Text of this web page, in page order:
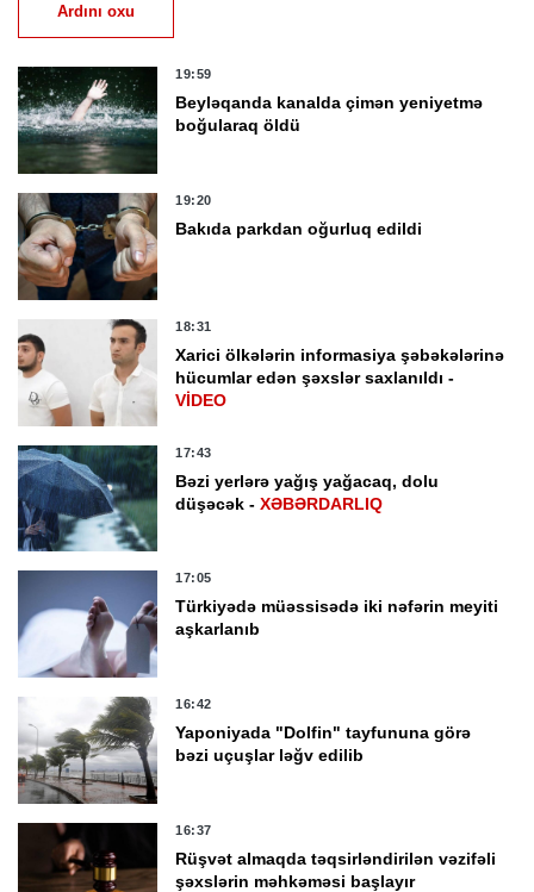
Ardını oxu
19:59
Beyləqanda kanalda çimən yeniyetmə
boğularaq öldü
19:20
Bakıda parkdan oğurluq edildi
18:31
Xarici ölkələrin informasiya şəbəkələrinə
hücumlar edən şəxslər saxlanıldı -
VİDEO
17:43
Bəzi yerlərə yağış yağacaq, dolu
düşəcək -XƏBƏRDARLIQ
17:05
Türkiyədə müəssisədə iki nəfərin meyiti
aşkarlanıb
16:42
Yaponiyada "Dolfin" tayfununa görə
bəzi uçuşlar ləğv edilib
16:37
Rüşvət almaqda təqsirləndirilən vəzifəli
şəxslərin məhkəməsi başlayır